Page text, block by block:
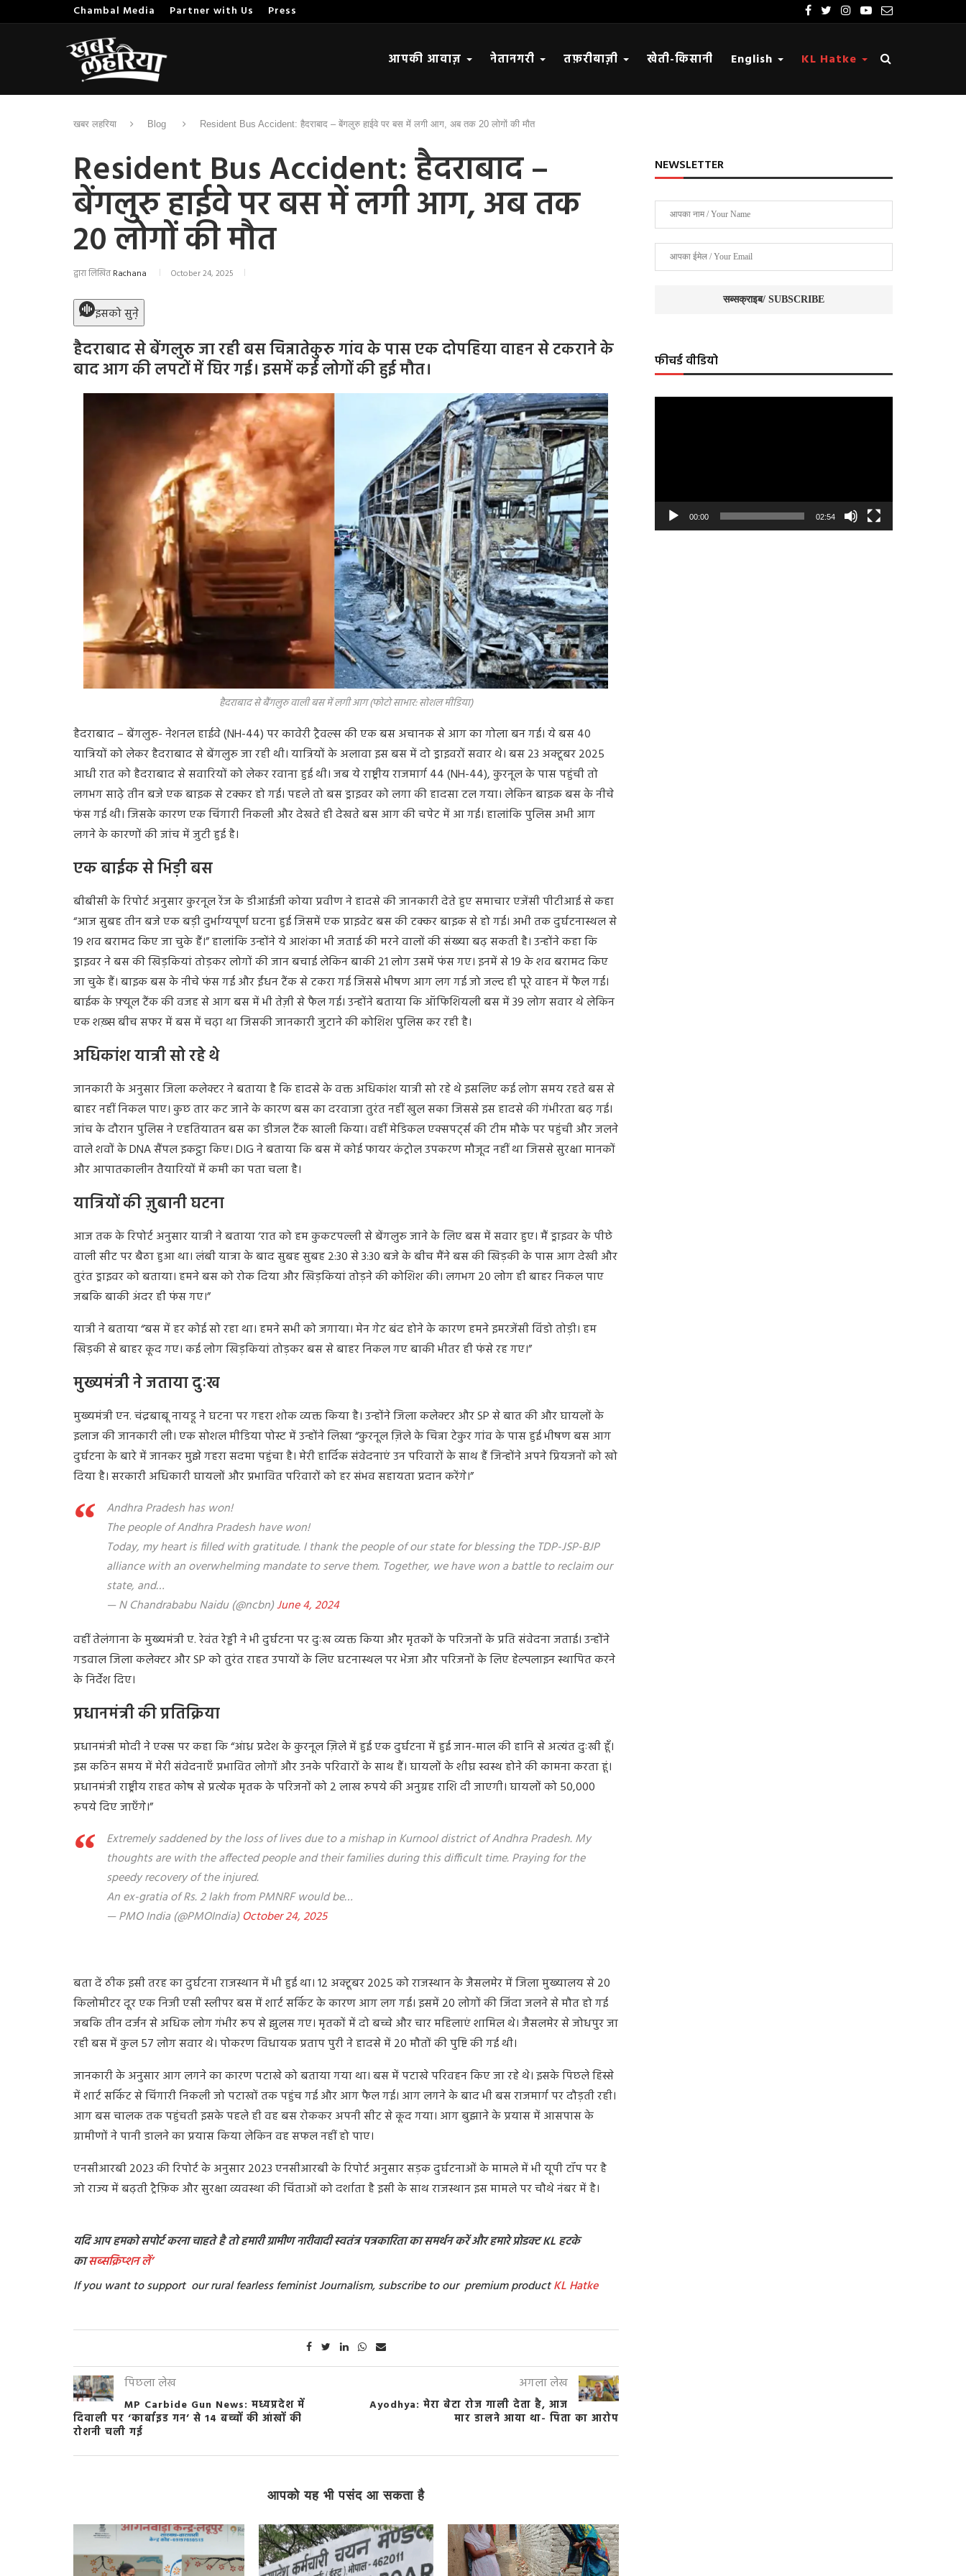
Chambal Media Partner with Us Press
आपकी आवाज़ नेतानगरी तफ़रीबाज़ी खेती-किसानी English KL Hatke
खबर लहरिया Blog Resident Bus Accident: हैदराबाद – बेंगलुरु हाईवे पर बस में लगी आग, अब तक 20 लोगों की मौत
Resident Bus Accident: हैदराबाद –
बेंगलुरु हाईवे पर बस में लगी आग, अब तक
20 लोगों की मौत
द्वारा लिखितRachana October 24, 2025
इसको सुने़
हैदराबाद से बेंगलुरु जा रही बस चिन्नातेकुरु गांव के पास एक दोपहिया वाहन से टकराने के
बाद आग की लपटों में घिर गई। इसमें कई लोगों की हुई मौत।
हैदराबाद से बैंगलुरु वाली बस में लगी आग (फोटो साभार: सोशल मीडिया)
हैदराबाद – बेंगलुरु- नेशनल हाईवे (NH-44) पर कावेरी ट्रैवल्स की एक बस अचानक से आग का गोला बन गई। ये बस 40
यात्रियों को लेकर हैदराबाद से बेंगलुरु जा रही थी। यात्रियों के अलावा इस बस में दो ड्राइवरों सवार थे। बस 23 अक्टूबर 2025
आधी रात को हैदराबाद से सवारियों को लेकर रवाना हुई थी। जब ये राष्ट्रीय राजमार्ग 44 (NH-44), कुरनूल के पास पहुंची तो
लगभग साढ़े तीन बजे एक बाइक से टक्कर हो गई। पहले तो बस ड्राइवर को लगा की हादसा टल गया। लेकिन बाइक बस के नीचे
फंस गई थी। जिसके कारण एक चिंगारी निकली और देखते ही देखते बस आग की चपेट में आ गई। हालांकि पुलिस अभी आग
लगने के कारणों की जांच में जुटी हुई है।
एक बाईक से भिड़ी बस
बीबीसी के रिपोर्ट अनुसार कुरनूल रेंज केडीआईजी कोया प्रवीणने हादसे की जानकारी देते हुए समाचार एजेंसी पीटीआई से कहा
“आज सुबह तीन बजे एक बड़ी दुर्भाग्यपूर्ण घटना हुई जिसमें एक प्राइवेट बस की टक्कर बाइक से हो गई। अभी तक दुर्घटनास्थल से
19 शव बरामद किए जा चुके हैं।” हालांकि उन्होंने ये आशंका भी जताई की मरने वालों की संख्या बढ़ सकती है। उन्होंने कहा कि
ड्राइवर ने बस की खिड़कियां तोड़कर लोगों की जान बचाई लेकिन बाकी 21 लोग उसमें फंस गए। इनमें से 19 के शव बरामद किए
जा चुके हैं। बाइक बस के नीचे फंस गई और ईंधन टैंक से टकरा गई जिससे भीषण आग लग गई जो जल्द ही पूरे वाहन में फैल गई।
बाईक के फ़्यूल टैंक की वजह से आग बस में भी तेज़ी से फैल गई। उन्होंने बताया कि ऑफिशियली बस में 39 लोग सवार थे लेकिन
एक शख़्स बीच सफर में बस में चढ़ा था जिसकी जानकारी जुटाने की कोशिश पुलिस कर रही है।
अधिकांश यात्री सो रहे थे
जानकारी के अनुसार जिला कलेक्टर ने बताया है कि हादसे के वक्त अधिकांश यात्री सो रहे थे इसलिए कई लोग समय रहते बस से
बाहर नहीं निकल पाए। कुछ तार कट जाने के कारण बस का दरवाजा तुरंत नहीं खुल सका जिससे इस हादसे की गंभीरता बढ़ गई।
जांच के दौरान पुलिस ने एहतियातन बस का डीजल टैंक खाली किया। वहीं मेडिकल एक्सपर्ट्स की टीम मौके पर पहुंची और जलने
वाले शवों के DNA सैंपल इकट्ठा किए। DIG ने बताया कि बस में कोई फायर कंट्रोल उपकरण मौजूद नहीं था जिससे सुरक्षा मानकों
और आपातकालीन तैयारियों में कमी का पता चला है।
यात्रियों की ज़ुबानी घटना
आज तक के रिपोर्ट अनुसार यात्री ने बताया ‘रात को हम कुकटपल्ली से बेंगलुरु जाने के लिए बस में सवार हुए। मैं ड्राइवर के पीछे
वाली सीट पर बैठा हुआ था। लंबी यात्रा के बाद सुबह सुबह 2:30 से 3:30 बजे के बीच मैंने बस की खिड़की के पास आग देखी और
तुरंत ड्राइवर को बताया। हमने बस को रोक दिया और खिड़कियां तोड़ने की कोशिश की। लगभग 20 लोग ही बाहर निकल पाए
जबकि बाकी अंदर ही फंस गए।”
यात्री ने बताया “बस में हर कोई सो रहा था। हमने सभी को जगाया। मेन गेट बंद होने के कारण हमने इमरजेंसी विंडो तोड़ी। हम
खिड़की से बाहर कूद गए। कई लोग खिड़कियां तोड़कर बस से बाहर निकल गए बाकी भीतर ही फंसे रह गए।”
मुख्यमंत्री ने जताया दुःख
मुख्यमंत्री एन. चंद्रबाबू नायडू ने घटना पर गहरा शोक व्यक्त किया है। उन्होंने जिला कलेक्टर और SP से बात की और घायलों के
इलाज की जानकारी ली। एक सोशल मीडिया पोस्ट में उन्होंने लिखा “कुरनूल ज़िले के चिन्ना टेकुर गांव के पास हुई भीषण बस आग
दुर्घटना के बारे में जानकर मुझे गहरा सदमा पहुंचा है। मेरी हार्दिक संवेदनाएं उन परिवारों के साथ हैं जिन्होंने अपने प्रियजनों को खो
दिया है। सरकारी अधिकारी घायलों और प्रभावित परिवारों को हर संभव सहायता प्रदान करेंगे।”
Andhra Pradesh has won!
The people of Andhra Pradesh have won!
Today, my heart is filled with gratitude. I thank the people of our state for blessing the TDP-JSP-BJP
alliance with an overwhelming mandate to serve them. Together, we have won a battle to reclaim our
state, and…
— N Chandrababu Naidu (@ncbn)June 4, 2024
वहीं तेलंगाना के मुख्यमंत्री ए. रेवंत रेड्डी ने भी दुर्घटना पर दुःख व्यक्त किया और मृतकों के परिजनों के प्रति संवेदना जताई। उन्होंने
गडवाल जिला कलेक्टर और SP को तुरंत राहत उपायों के लिए घटनास्थल पर भेजा और परिजनों के लिए हेल्पलाइन स्थापित करने
के निर्देश दिए।
प्रधानमंत्री की प्रतिक्रिया
प्रधानमंत्री मोदी ने एक्स पर कहा कि “आंध्र प्रदेश के कुरनूल ज़िले में हुई एक दुर्घटना में हुई जान-माल की हानि से अत्यंत दुःखी हूँ।
इस कठिन समय में मेरी संवेदनाएँ प्रभावित लोगों और उनके परिवारों के साथ हैं। घायलों के शीघ्र स्वस्थ होने की कामना करता हूं।
प्रधानमंत्री राष्ट्रीय राहत कोष से प्रत्येक मृतक के परिजनों को 2 लाख रुपये की अनुग्रह राशि दी जाएगी। घायलों को 50,000
रुपये दिए जाएँगे।”
Extremely saddened by the loss of lives due to a mishap in Kurnool district of Andhra Pradesh. My
thoughts are with the affected people and their families during this difficult time. Praying for the
speedy recovery of the injured.
An ex-gratia of Rs. 2 lakh from PMNRF would be…
— PMO India (@PMOIndia) October 24, 2025
बता दें ठीक इसी तरह का दुर्घटना राजस्थान में भी हुई था। 12 अक्टूबर 2025 को राजस्थान के जैसलमेर में जिला मुख्यालय से 20
किलोमीटर दूर एक निजी एसी स्लीपर बस में शार्ट सर्किट के कारण आग लग गई। इसमें 20 लोगों की जिंदा जलने से मौत हो गई
जबकि तीन दर्जन से अधिक लोग गंभीर रूप से झुलस गए। मृतकों में दो बच्चे और चार महिलाएं शामिल थे। जैसलमेर से जोधपुर जा
रही बस में कुल 57 लोग सवार थे। पोकरण विधायक प्रताप पुरी ने हादसे में 20 मौतों की पुष्टि की गई थी।
जानकारी के अनुसार आग लगने का कारण पटाखे को बताया गया था। बस में पटाखे परिवहन किए जा रहे थे। इसके पिछले हिस्से
में शार्ट सर्किट से चिंगारी निकली जो पटाखों तक पहुंच गई और आग फैल गई। आग लगने के बाद भी बस राजमार्ग पर दौड़ती रही।
आग बस चालक तक पहुंचती इसके पहले ही वह बस रोककर अपनी सीट से कूद गया। आग बुझाने के प्रयास में आसपास के
ग्रामीणों ने पानी डालने का प्रयास किया लेकिन वह सफल नहीं हो पाए।
एनसीआरबी 2023 की रिपोर्ट के अनुसार 2023 एनसीआरबी के रिपोर्ट अनुसार सड़क दुर्घटनाओं के मामले में भी यूपी टॉप पर है
जो राज्य में बढ़ती ट्रैफ़िक और सुरक्षा व्यवस्था की चिंताओं को दर्शाता है इसी के साथ राजस्थान इस मामले पर चौथे नंबर में है।
यदि आप हमको सपोर्ट करना चाहते है तो हमारी ग्रामीण नारीवादी स्वतंत्र पत्रकारिता का समर्थन करें और हमारे प्रोडक्ट KL हटके
कासब्सक्रिप्शनलें’
If you want to support our rural fearless feminist Journalism, subscribe to our premium productKL Hatke
पिछला लेख
MP Carbide Gun News: मध्यप्रदेश में
दिवाली पर ‘कार्बाइड गन’ से 14 बच्चों की आंखों की
रोशनी चली गई
अगला लेख
Ayodhya: मेरा बेटा रोज गाली देता है, आज
मार डालने आया था- पिता का आरोप
आपको यह भी पसंद आ सकता है
NEWSLETTER
फीचर्ड वीडियो
00:00 02:54